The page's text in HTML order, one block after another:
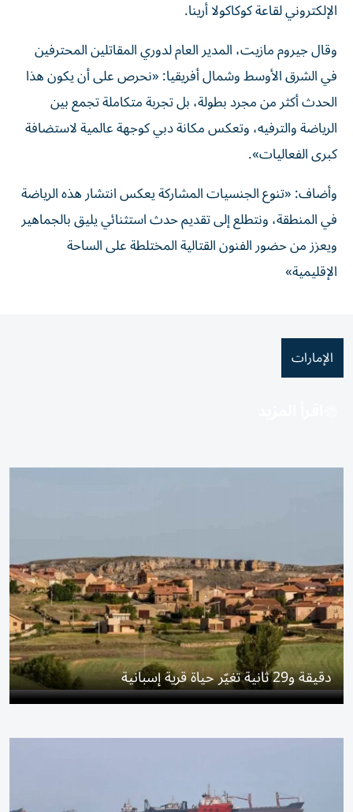
الإلكتروني لقاعة كوكاكولا أرينا.
وقال جيروم مازيت، المدير العام لدوري المقاتلين المحترفين
في الشرق الأوسط وشمال أفريقيا: «نحرص على أن يكون هذا
الحدث أكثر من مجرد بطولة، بل تجربة متكاملة تجمع بين
الرياضة والترفيه، وتعكس مكانة دبي كوجهة عالمية لاستضافة
كبرى الفعاليات».
وأضاف: «تنوع الجنسيات المشاركة يعكس انتشار هذه الرياضة
في المنطقة، ونتطلع إلى تقديم حدث استثنائي يليق بالجماهير
ويعزز من حضور الفنون القتالية المختلطة على الساحة
الإقليمية»
الإمارات
دقيقة و29 ثانية تغيّر حياة قرية إسبانية